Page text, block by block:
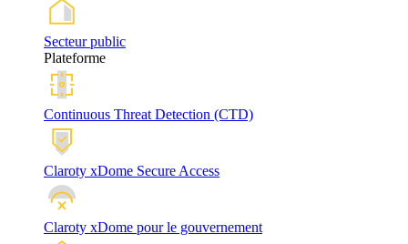
Secteur public
Plateforme
Continuous Threat Detection (CTD)
Claroty xDome Secure Access
Claroty xDome pour le gouvernement